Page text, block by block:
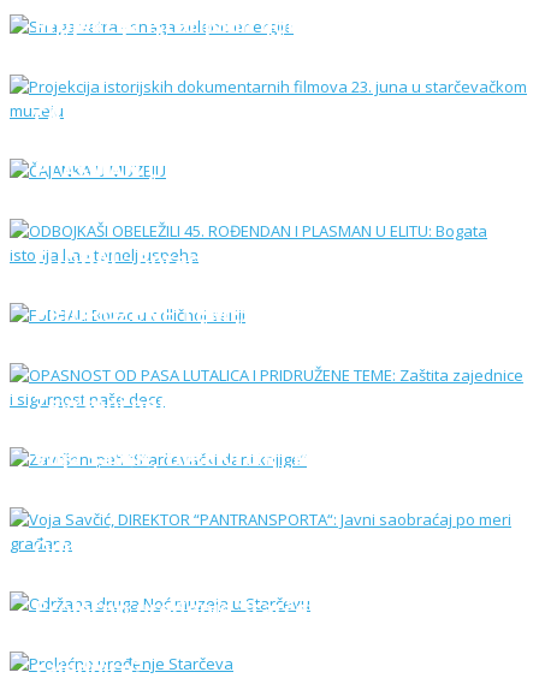
Projekcija istorijskih dokumentarnih
ČAJANKA U MUZEJU
PLASMAN U ELITU: Bogata istorija kao
FUDBAL: Borac u odličnoj seriji
PRIDRUŽENE TEME: Zaštita zajednice i
Završeni peti “Starčevački dani knjige“
Voja Savčić, DIREKTOR “PANTRANSPORTA“:
Održana druga Noć muzeja u Starčevu
Prolećno uređenje Starčeva
zajednice?